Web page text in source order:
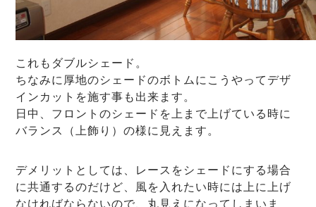
これもダブルシェード。
ちなみに厚地のシェードのボトムにこうやってデザ
インカットを施す事も出来ます。
日中、フロントのシェードを上まで上げている時に
バランス（上飾り）の様に見えます。
デメリットとしては、レースをシェードにする場合
に共通するのだけど、風を入れたい時には上に上げ
なければならないので、丸見えになってしまいま